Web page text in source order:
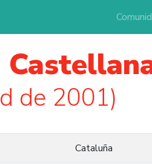
de 2001)
Cataluña